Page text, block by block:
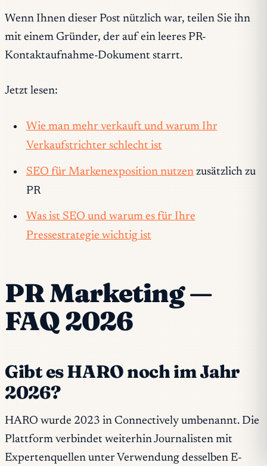
Wenn Ihnen dieser Post nützlich war, teilen Sie ihn
mit einem Gründer, der auf ein leeres PR-
Kontaktaufnahme-Dokument starrt.
Jetzt lesen:
Wie man mehr verkauft und warum Ihr
Verkaufstrichter schlecht ist
SEO für Markenexposition nutzenzusätzlich zu
PR
Was ist SEO und warum es für Ihre
Pressestrategie wichtig ist
PR Marketing —
FAQ 2026
Gibt es HARO noch im Jahr
2026?
HARO wurde 2023 in Connectively umbenannt. Die
Plattform verbindet weiterhin Journalisten mit
Expertenquellen unter Verwendung desselben E-